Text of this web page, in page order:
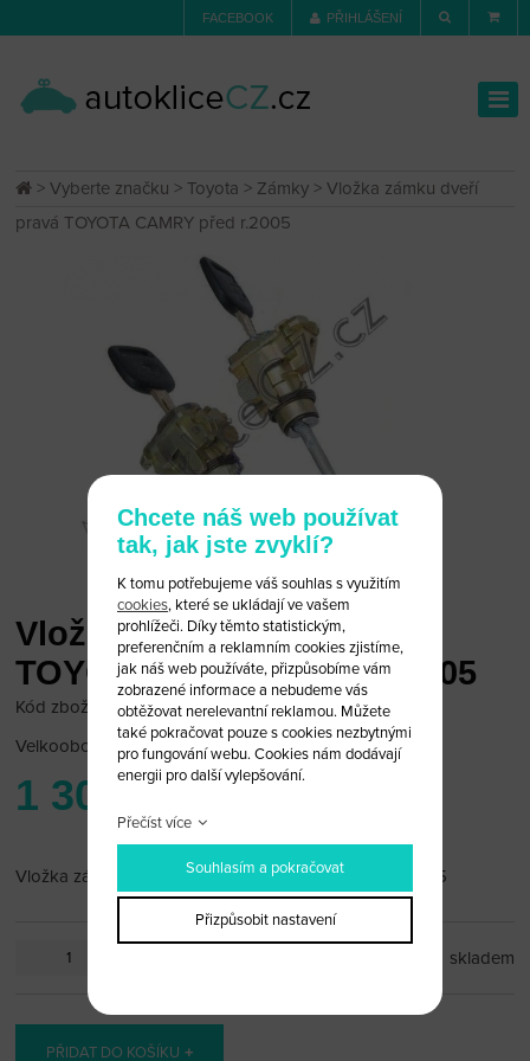
FACEBOOK PŘIHLÁŠENÍ
>Vyberte značku > Toyota > Zámky > Vložka zámku dveří
pravá TOYOTA CAMRY před r.2005
Vložka zámku dveří pravá
TOYOTA CAMRY před r.2005
Kód zboží: toyo_zam-02B
Velkoobchodní cena:po přihlášení
1 300 Kč
Vložka zámku dveří pravá TOYOTA CAMRY před r.2005
skladem
PŘIDAT DO KOŠÍKU
Chcete náš web používat
tak, jak jste zvyklí?
K tomu potřebujeme váš souhlas s využitím
cookies, které se ukládají ve vašem
prohlížeči. Díky těmto statistickým,
preferenčním a reklamním cookies zjistíme,
jak náš web používáte, přizpůsobíme vám
zobrazené informace a nebudeme vás
obtěžovat nerelevantní reklamou. Můžete
také pokračovat pouze s cookies nezbytnými
pro fungování webu. Cookies nám dodávají
energii pro další vylepšování.
Přečíst více
Souhlasím a pokračovat
Přizpůsobit nastavení